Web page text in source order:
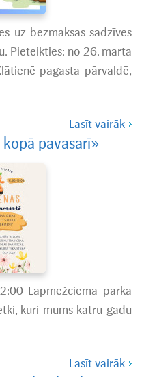
uz bezmaksas sadzīves
Pieteikties: no 26. marta
pagasta pārvaldē,
Lasīt vairāk
pavasarī»
Lapmežciema parka
kuri mums katru gadu
Lasīt vairāk